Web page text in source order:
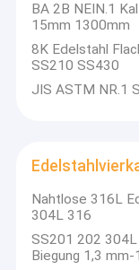
BA 2B NEIN.1
15mm 1300mm
8K Edelstahl
SS210 SS430
JIS ASTM NR.1
Nahtlose 316L
304L 316
SS201 202
Biegung 1,3